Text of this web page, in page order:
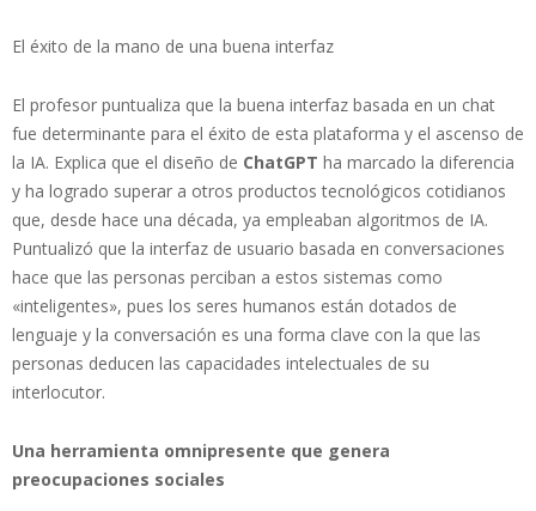
El éxito de la mano de una buena interfaz
El profesor puntualiza que la buena interfaz basada en un chat
fue determinante para el éxito de esta plataforma y el ascenso de
la IA. Explica que el diseño de ChatGPT ha marcado la diferencia
y ha logrado superar a otros productos tecnológicos cotidianos
que, desde hace una década, ya empleaban algoritmos de IA.
Puntualizó que la interfaz de usuario basada en conversaciones
hace que las personas perciban a estos sistemas como
«inteligentes», pues los seres humanos están dotados de
lenguaje y la conversación es una forma clave con la que las
personas deducen las capacidades intelectuales de su
interlocutor.
Una herramienta omnipresente que genera
preocupaciones sociales